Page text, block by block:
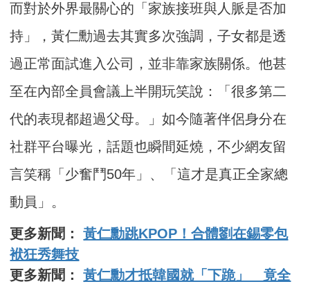
而對於外界最關心的「家族接班與人脈是否加
持」，黃仁勳過去其實多次強調，子女都是透
過正常面試進入公司，並非靠家族關係。他甚
至在內部全員會議上半開玩笑說：「很多第二
代的表現都超過父母。」如今隨著伴侶身分在
社群平台曝光，話題也瞬間延燒，不少網友留
言笑稱「少奮鬥50年」、「這才是真正全家總
動員」。
更多新聞：黃仁勳跳KPOP！合體劉在錫零包
袱狂秀舞技
更多新聞：黃仁勳才抵韓國就「下跪」 竟全